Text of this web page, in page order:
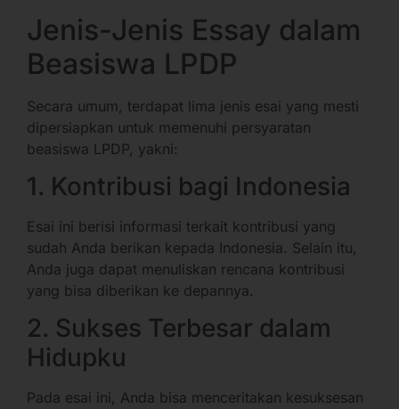
Jenis-Jenis Essay dalam
Beasiswa LPDP
Secara umum, terdapat lima jenis esai yang mesti
dipersiapkan untuk memenuhi persyaratan
beasiswa LPDP, yakni:
1. Kontribusi bagi Indonesia
Esai ini berisi informasi terkait kontribusi yang
sudah Anda berikan kepada Indonesia. Selain itu,
Anda juga dapat menuliskan rencana kontribusi
yang bisa diberikan ke depannya.
2. Sukses Terbesar dalam
Hidupku
Pada esai ini, Anda bisa menceritakan kesuksesan